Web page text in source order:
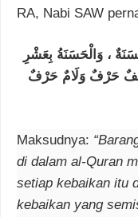
RA, Nabi SAW
، وَالْحَسَنَةُ بِعَشْرِ
أَلِفٌ حَرْفٌ وَلَامٌ حَرْفٌ
Maksudnya:
di dalam al-Quran
setiap kebaikan itu
kebaikan yang